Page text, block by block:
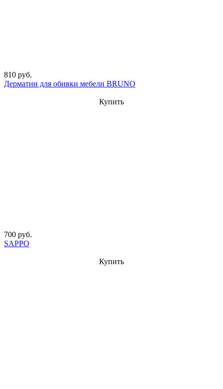
810 руб.
Дерматин для обивки мебели BRUNO
Купить
700 руб.
SAPPO
Купить